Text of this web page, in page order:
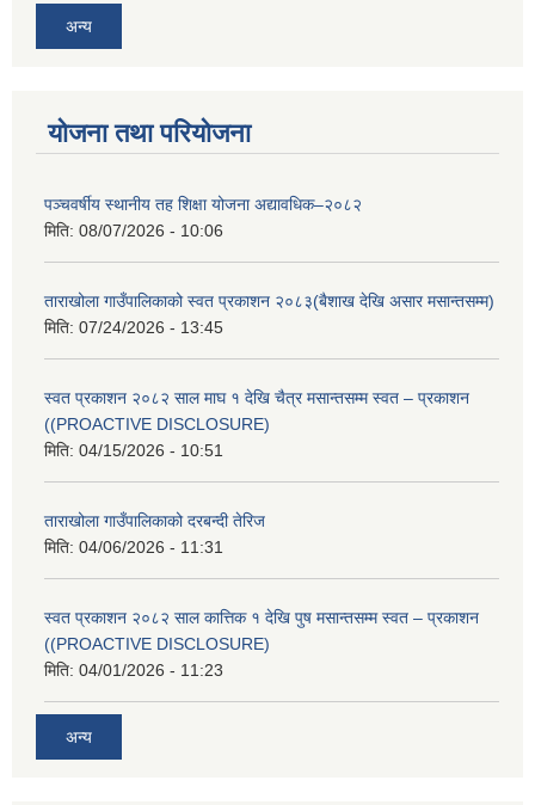
अन्य
योजना तथा परियोजना
पञ्चवर्षीय स्थानीय तह शिक्षा योजना अद्यावधिक–२०८२
मिति: 08/07/2026 - 10:06
ताराखोला गाउँपालिकाको स्वत प्रकाशन २०८३(बैशाख देखि असार मसान्तसम्म)
मिति: 07/24/2026 - 13:45
स्वत प्रकाशन २०८२ साल माघ १ देखि चैत्र मसान्तसम्म स्वत – प्रकाशन
((PROACTIVE DISCLOSURE)
मिति: 04/15/2026 - 10:51
ताराखोला गाउँपालिकाको दरबन्दी तेरिज
मिति: 04/06/2026 - 11:31
स्वत प्रकाशन २०८२ साल कात्तिक १ देखि पुष मसान्तसम्म स्वत – प्रकाशन
((PROACTIVE DISCLOSURE)
मिति: 04/01/2026 - 11:23
अन्य